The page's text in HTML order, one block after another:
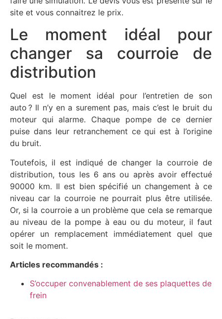
site et vous connaitrez le prix.
Le moment idéal pour
changer sa courroie de
distribution
Quel est le moment idéal pour l’entretien de son
auto ? Il n’y en a surement pas, mais c’est le bruit du
moteur qui alarme. Chaque pompe de ce dernier
puise dans leur retranchement ce qui est à l’origine
du bruit.
Toutefois, il est indiqué de changer la courroie de
distribution, tous les 6 ans ou après avoir effectué
90000 km. Il est bien spécifié un changement à ce
niveau car la courroie ne pourrait plus être utilisée.
Or, si la courroie a un problème que cela se remarque
au niveau de la pompe à eau ou du moteur, il faut
opérer un remplacement immédiatement quel que
soit le moment.
Articles recommandés :
S’occuper convenablement de ses plaquettes de
frein